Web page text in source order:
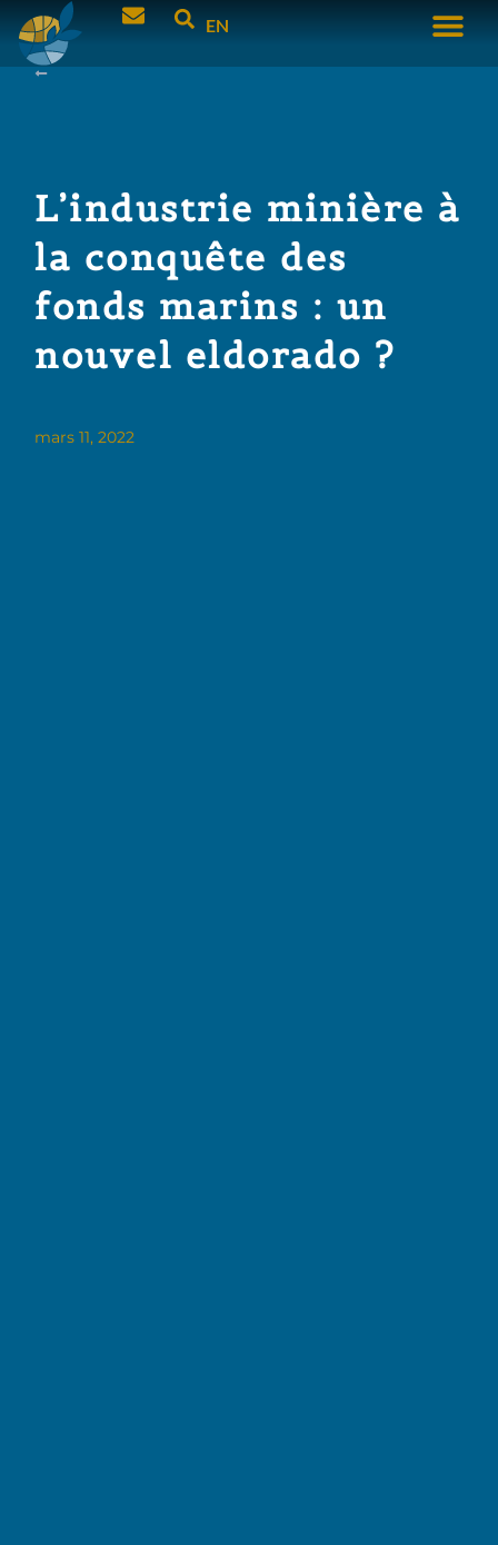
EN
L’industrie minière à
la conquête des
fonds marins : un
nouvel eldorado ?
mars 11, 2022